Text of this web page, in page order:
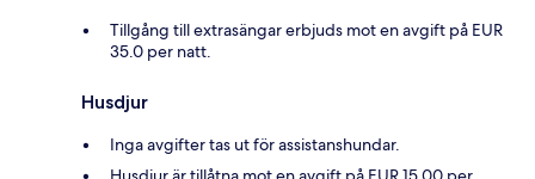
Tillgång till extrasängar erbjuds mot en avgift på EUR
35.0 per natt.
Husdjur
Inga avgifter tas ut för assistanshundar.